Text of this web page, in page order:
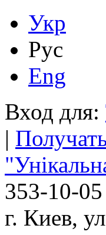
Укр
Рус
Eng
Вход для:
|
353-10-05
г. Киев,